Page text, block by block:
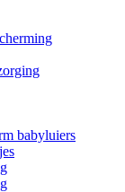
babyluiers